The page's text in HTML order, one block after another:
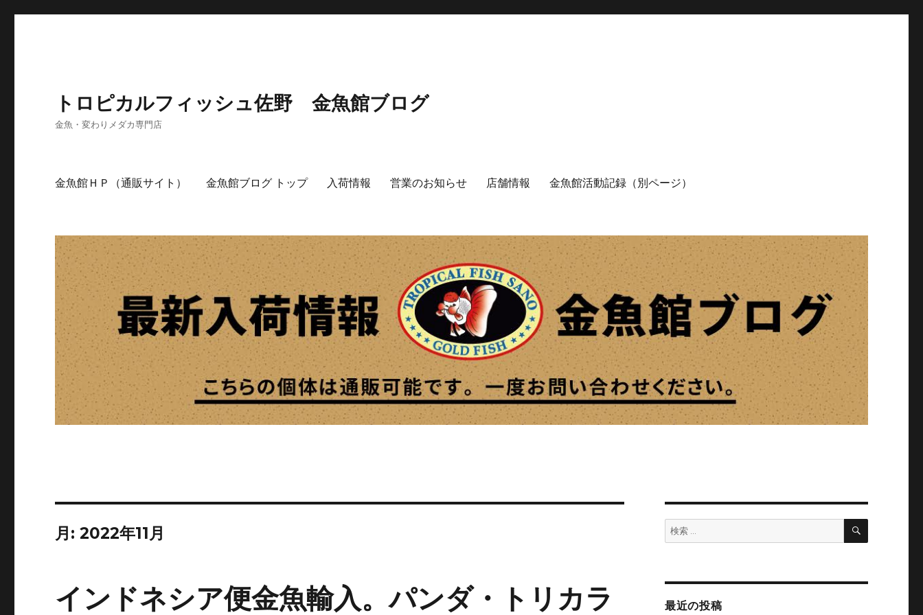
トロピカルフィッシュ佐野 金魚館ブログ
金魚・変わりメダカ専門店
金魚館ＨＰ（通販サイト） 金魚館ブログ トップ 入荷情報 営業のお知らせ 店舗情報 金魚館活動記録（別ページ）
月:2022年11月
インドネシア便金魚輸入。パンダ・トリカラ
検
索:
検
最近の投稿